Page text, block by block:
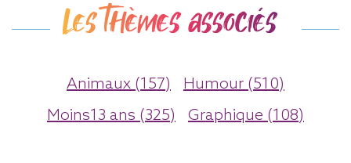
Les thèmes associés
Animaux (157)
Humour (510)
Moins13 ans (325)
Graphique (108)